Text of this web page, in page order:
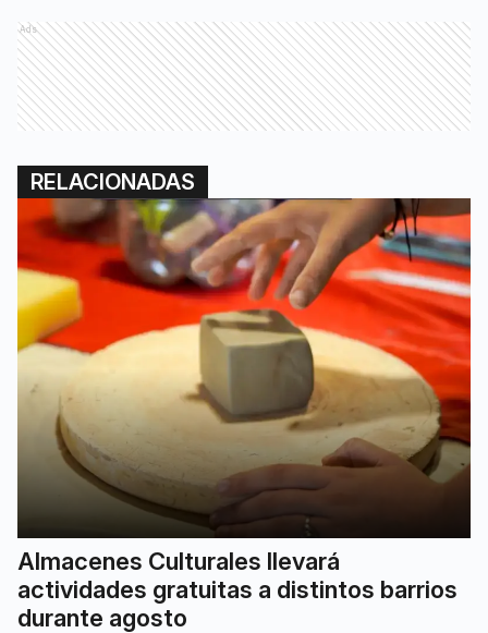
Ads
RELACIONADAS
Almacenes Culturales llevará
actividades gratuitas a distintos barrios
durante agosto